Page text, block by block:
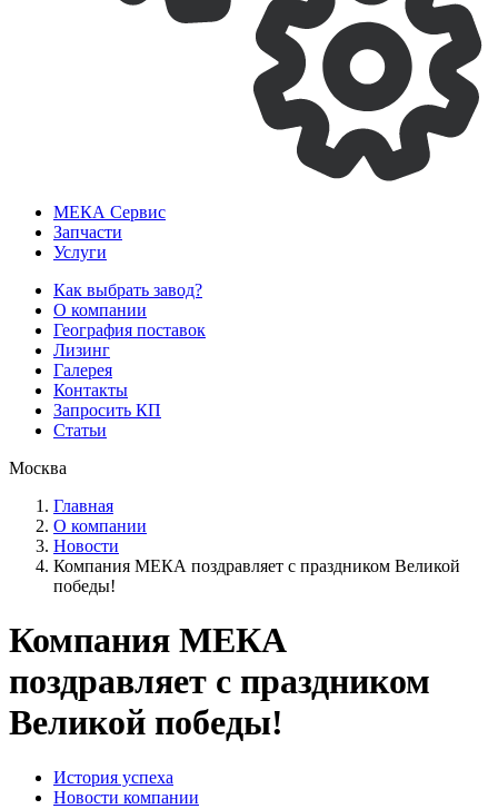
МЕКА Сервис
Запчасти
Услуги
Как выбрать завод?
О компании
География поставок
Лизинг
Галерея
Контакты
Запросить КП
Статьи
Москва
Главная
О компании
Новости
Компания МЕКА поздравляет с праздником Великой
победы!
Компания МЕКА
поздравляет с праздником
Великой победы!
История успеха
Новости компании